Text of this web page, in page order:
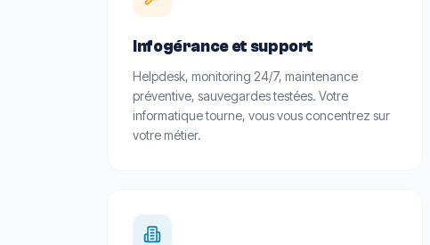
Infogérance et support
Helpdesk, monitoring 24/7, maintenance
préventive, sauvegardes testées. Votre
informatique tourne, vous vous concentrez sur
votre métier.